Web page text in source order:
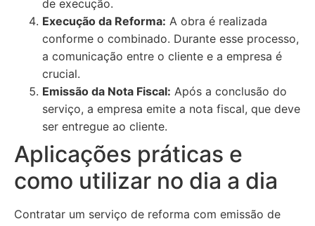
de execução.
Execução da Reforma: A obra é realizada
conforme o combinado. Durante esse processo,
a comunicação entre o cliente e a empresa é
crucial.
Emissão da Nota Fiscal: Após a conclusão do
serviço, a empresa emite a nota fiscal, que deve
ser entregue ao cliente.
Aplicações práticas e
como utilizar no dia a dia
Contratar um serviço de reforma com emissão de